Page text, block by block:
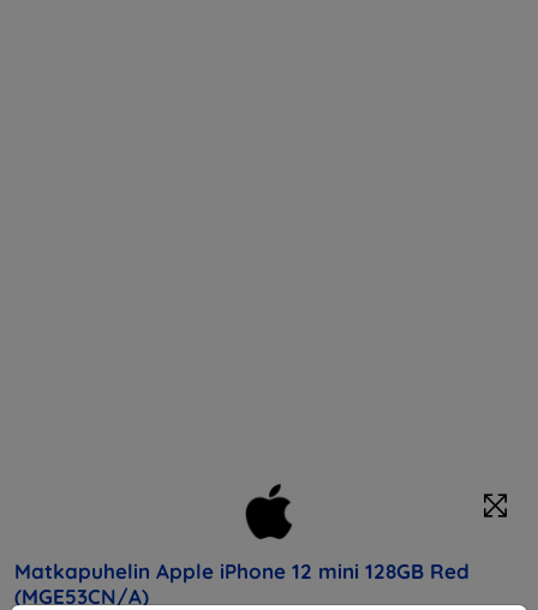
Matkapuhelin Apple iPhone 12 mini 128GB Red
(MGE53CN/A)